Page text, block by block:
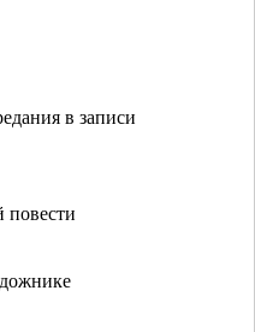
в записи
повести